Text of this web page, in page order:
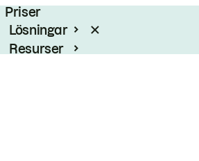
Priser
Lösningar
Resurser